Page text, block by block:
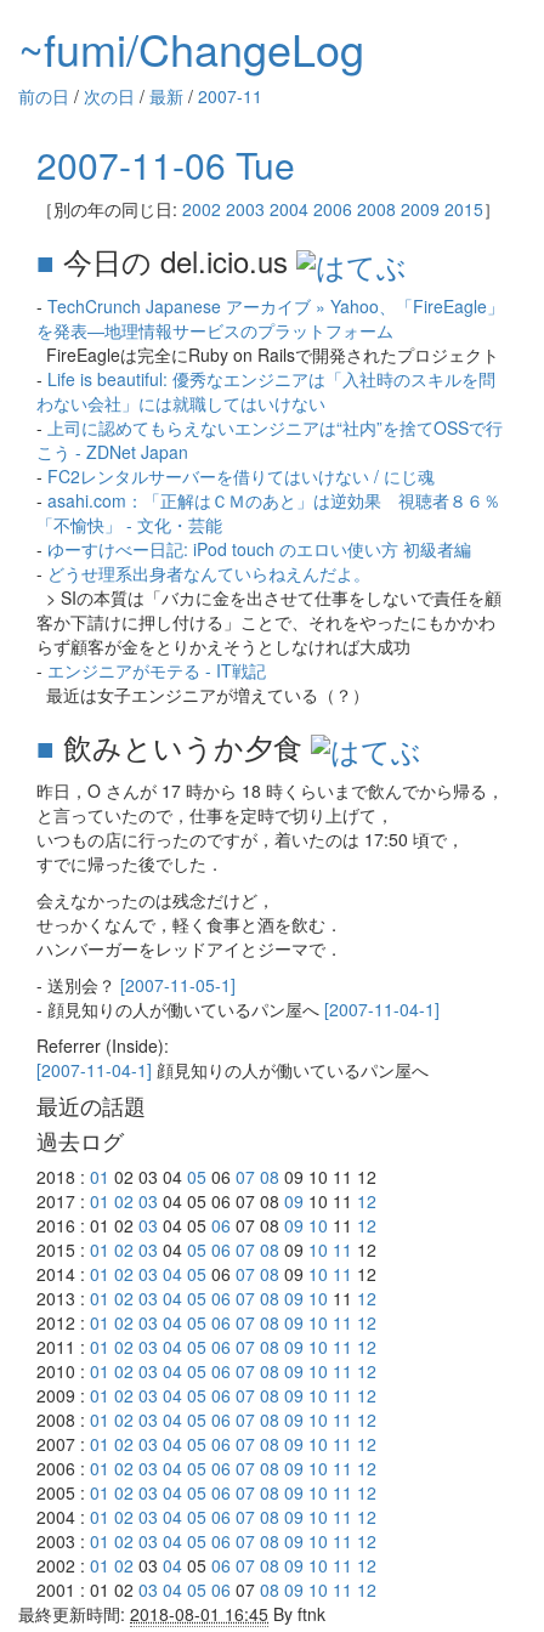
~fumi/ChangeLog
前の日 / 次の日 / 最新 / 2007-11
2007-11-06 Tue
［別の年の同じ日: 2002 2003 2004 2006 2008 2009 2015］
■ 今日の del.icio.us
- TechCrunch Japanese アーカイブ » Yahoo、「FireEagle」
を発表―地理情報サービスのプラットフォーム
FireEagleは完全にRuby on Railsで開発されたプロジェクト
- Life is beautiful: 優秀なエンジニアは「入社時のスキルを問
わない会社」には就職してはいけない
- 上司に認めてもらえないエンジニアは“社内”を捨てOSSで行
こう - ZDNet Japan
- FC2レンタルサーバーを借りてはいけない / にじ魂
- asahi.com：「正解はＣＭのあと」は逆効果 視聴者８６％
「不愉快」 - 文化・芸能
- ゆーすけべー日記: iPod touch のエロい使い方 初級者編
- どうせ理系出身者なんていらねえんだよ。
> SIの本質は「バカに金を出させて仕事をしないで責任を顧
客か下請けに押し付ける」ことで、それをやったにもかかわ
らず顧客が金をとりかえそうとしなければ大成功
- エンジニアがモテる - IT戦記
最近は女子エンジニアが増えている（？）
■ 飲みというか夕食
昨日，O さんが 17 時から 18 時くらいまで飲んでから帰る，
と言っていたので，仕事を定時で切り上げて，
いつもの店に行ったのですが，着いたのは 17:50 頃で，
すでに帰った後でした．
会えなかったのは残念だけど，
せっかくなんで，軽く食事と酒を飲む．
ハンバーガーをレッドアイとジーマで．
- 送別会？ [2007-11-05-1]
- 顔見知りの人が働いているパン屋へ [2007-11-04-1]
Referrer (Inside):
[2007-11-04-1] 顔見知りの人が働いているパン屋へ
最近の話題
過去ログ
2018 : 01 02 03 04 05 06 07 08 09 10 11 12
2017 : 01 02 03 04 05 06 07 08 09 10 11 12
2016 : 01 02 03 04 05 06 07 08 09 10 11 12
2015 : 01 02 03 04 05 06 07 08 09 10 11 12
2014 : 01 02 03 04 05 06 07 08 09 10 11 12
2013 : 01 02 03 04 05 06 07 08 09 10 11 12
2012 : 01 02 03 04 05 06 07 08 09 10 11 12
2011 : 01 02 03 04 05 06 07 08 09 10 11 12
2010 : 01 02 03 04 05 06 07 08 09 10 11 12
2009 : 01 02 03 04 05 06 07 08 09 10 11 12
2008 : 01 02 03 04 05 06 07 08 09 10 11 12
2007 : 01 02 03 04 05 06 07 08 09 10 11 12
2006 : 01 02 03 04 05 06 07 08 09 10 11 12
2005 : 01 02 03 04 05 06 07 08 09 10 11 12
2004 : 01 02 03 04 05 06 07 08 09 10 11 12
2003 : 01 02 03 04 05 06 07 08 09 10 11 12
2002 : 01 02 03 04 05 06 07 08 09 10 11 12
2001 : 01 02 03 04 05 06 07 08 09 10 11 12
最終更新時間: 2018-08-01 16:45 By ftnk